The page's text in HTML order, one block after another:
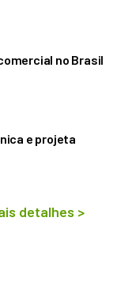
no Brasil
e projeta
detalhes >